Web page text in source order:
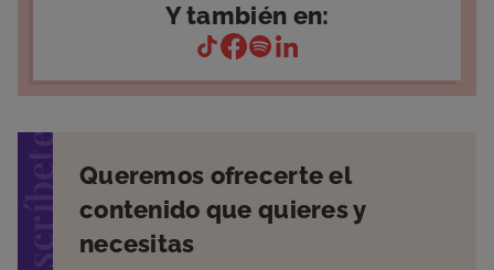
Y también en:
Queremos ofrecerte el
contenido que quieres y
necesitas